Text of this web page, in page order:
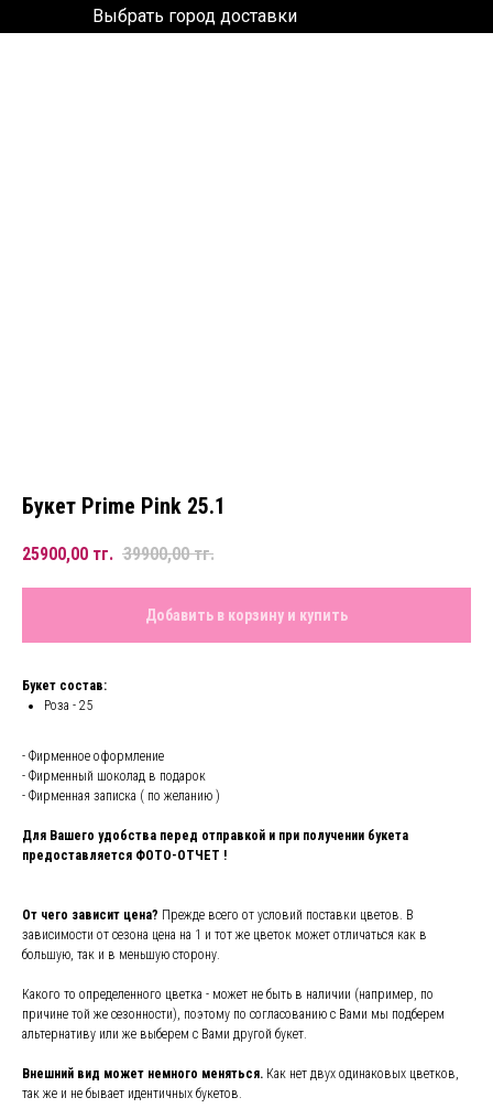
Выбрать город доставки
Букет Prime Pink 25.1
25900,00 тг. 39900,00 тг.
Добавить в корзину и купить
Букет состав:
Роза - 25
- Фирменное оформление
- Фирменный шоколад в подарок
- Фирменная записка ( по желанию )
Для Вашего удобства перед отправкой и при получении букета
предоставляется ФОТО-ОТЧЕТ !
От чего зависит цена? Прежде всего от условий поставки цветов. В
зависимости от сезона цена на 1 и тот же цветок может отличаться как в
большую, так и в меньшую сторону.
Какого то определенного цветка - может не быть в наличии (например, по
причине той же сезонности), поэтому по согласованию с Вами мы подберем
альтернативу или же выберем с Вами другой букет.
Внешний вид может немного меняться. Как нет двух одинаковых цветков,
так же и не бывает идентичных букетов.